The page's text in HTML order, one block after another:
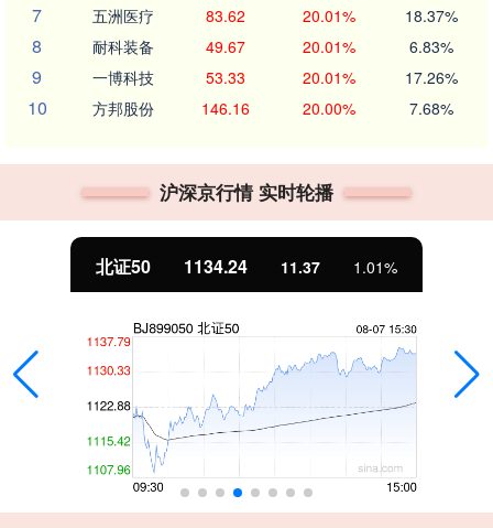
7 五洲医疗 83.62 20.01% 18.37%
8 耐科装备 49.67 20.01% 6.83%
9 一博科技 53.33 20.01% 17.26%
10 方邦股份 146.16 20.00% 7.68%
沪深京行情 实时轮播
北证50 1134.24 11.37 1.01%